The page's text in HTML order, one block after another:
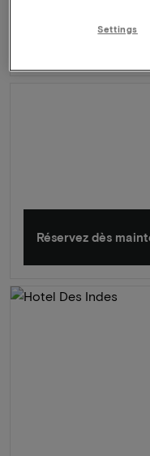
Réservez dès
Settings